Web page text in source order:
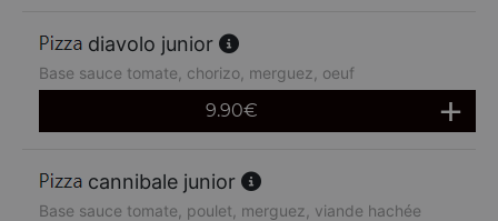
diavolo junior
Base sauce tomate, chorizo, merguez, oeuf
9.90€
cannibale junior
Base sauce tomate, poulet, merguez, viande hachée